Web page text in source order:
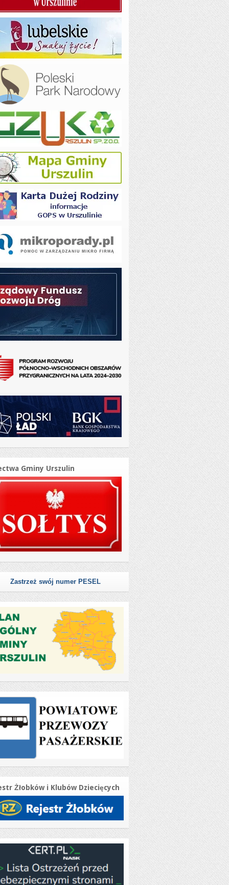
Gminy Urszulin
Zastrzeż swój numer PESEL
Żłobków i Klubów Dziecięcych